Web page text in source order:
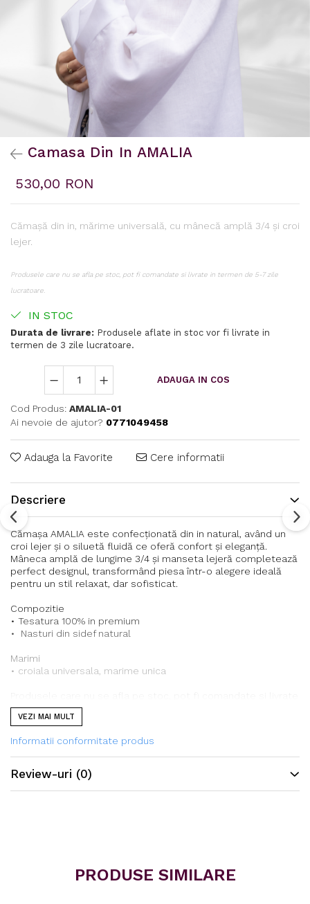
Camasa Din In AMALIA
530,00 RON
Cămașă din in, mărime universală, cu mânecă amplă 3/4 și croi
lejer.
Produsele care nu se afla pe stoc, pot fi comandate si livrate in termen de 5-7 zile
lucratoare.
IN STOC
Durata de livrare: Produsele aflate in stoc vor fi livrate in
termen de 3 zile lucratoare.
ADAUGA IN COS
Cod Produs: AMALIA-01
Ai nevoie de ajutor? 0771049458
Adauga la Favorite Cere informatii
Descriere
Cămașa AMALIA este confecționată din in natural, având un
croi lejer și o siluetă fluidă ce oferă confort și eleganță.
Mâneca amplă de lungime 3/4 și manseta lejeră completează
perfect designul, transformând piesa într-o alegere ideală
pentru un stil relaxat, dar sofisticat.
Compozitie
• Tesatura 100% in premium
• Nasturi din sidef natural
Marimi
• croiala universala, marime unica
in termen de 5-7 zile lucratoare.
VEZI MAI MULT
Informatii conformitate produs
Review-uri (0)
PRODUSE SIMILARE